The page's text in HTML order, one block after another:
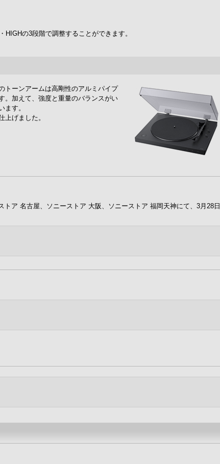
の3段階で調整することができます。
トーンアームは高剛性のアルミパイプ
。加えて、強度と重量のバランスがい
ます。
げました。
ア 名古屋、ソニーストア 大阪、ソニーストア 福岡天神にて、3月28日